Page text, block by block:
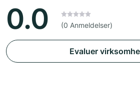
0.0 (0 Anmeldelser)
Evaluer